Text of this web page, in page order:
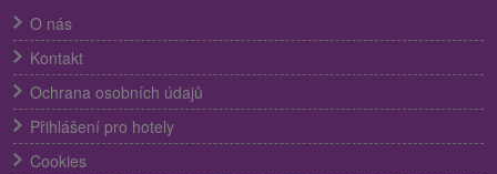
O nás
Kontakt
Ochrana osobních údajů
Přihlášení pro hotely
Cookies